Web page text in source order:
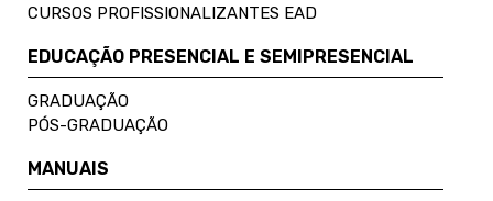
CURSOS PROFISSIONALIZANTES EAD
EDUCAÇÃO PRESENCIAL E SEMIPRESENCIAL
GRADUAÇÃO
PÓS-GRADUAÇÃO
MANUAIS